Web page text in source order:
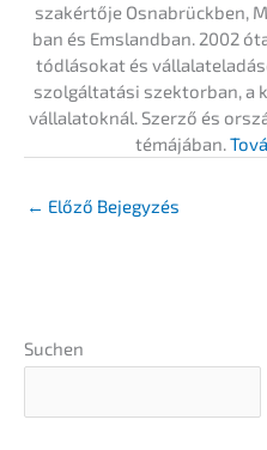
szakértő­je Osnabrück­ben,
ban és Emsland­ban. 2002
tód­lá­so­kat és
szolgál­ta­tá­si szektor­ban, a
vállala­to­knál. Szerző és
témájá­ban.
← Előző Bejegyzés
Suchen